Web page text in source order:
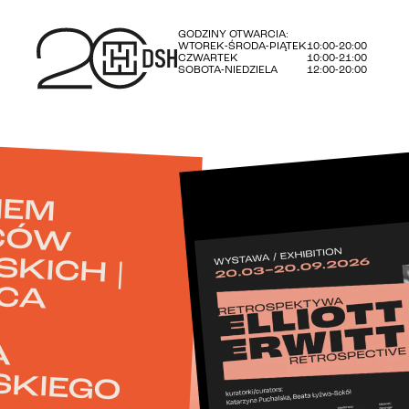
GODZINY OTWARCIA:
WTOREK-ŚRODA-PIĄTEK10:00-20:00
CZWARTEK
10:00-21:00
SOBOTA-NIEDZIELA
12:00-20:00